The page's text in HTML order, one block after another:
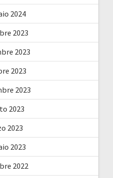
2024
2023
2023
2023
2023
2023
2023
2023
2022